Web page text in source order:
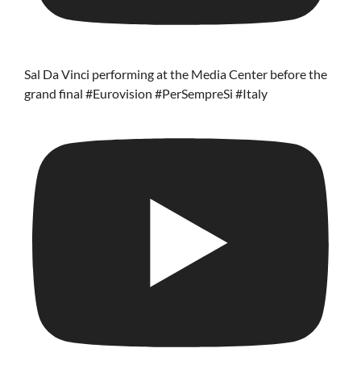
Sal Da Vinci performing at the Media Center before the
grand final #Eurovision #PerSempreSi #Italy